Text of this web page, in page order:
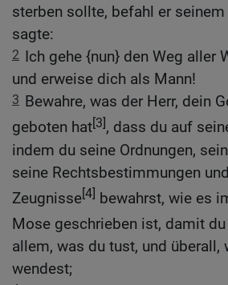
sterben sollte, befahl er
sagte:
2 Ich gehe {nun} den Weg aller
und erweise dich als Mann!
3 Bewahre, was der Herr, dein
geboten hat[3], dass du auf
indem du seine Ordnungen,
seine Rechtsbestimmungen
Zeugnisse[4] bewahrst, wie es
Mose geschrieben ist, damit
allem, was du tust, und überall,
wendest;